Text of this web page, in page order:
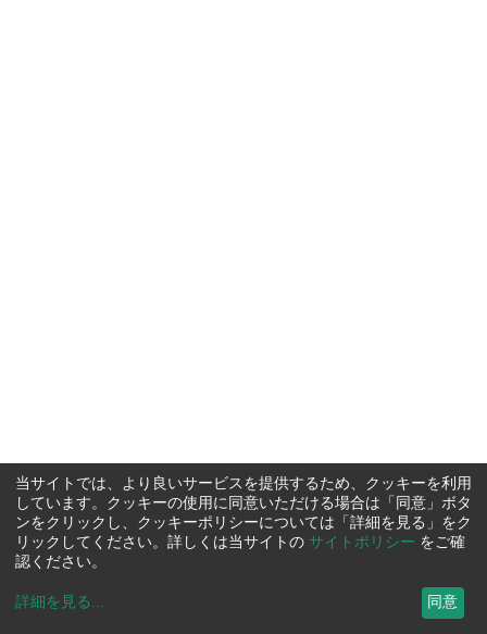
当サイトでは、より良いサービスを提供するため、クッキーを利用
しています。クッキーの使用に同意いただける場合は「同意」ボタ
ンをクリックし、クッキーポリシーについては「詳細を見る」をク
リックしてください。詳しくは当サイトの サイトポリシー をご確
認ください。
詳細を見る ... 同意